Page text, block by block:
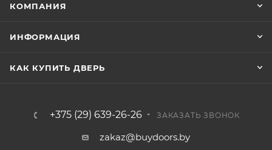
КОМПАНИЯ
ИНФОРМАЦИЯ
КАК КУПИТЬ ДВЕРЬ
+375 (29) 639-26-26 ЗАКАЗАТЬ ЗВОНОК
zakaz@buydoors.by